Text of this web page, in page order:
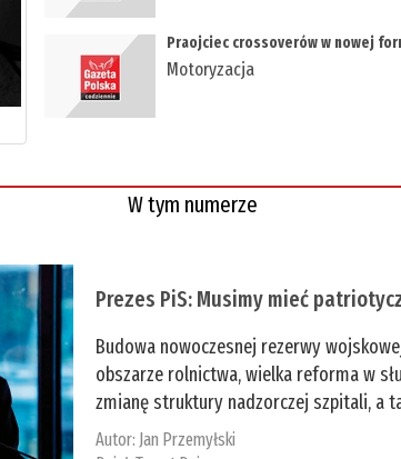
Praojciec crossoverów w nowej
Motoryzacja
W tym numerze
Prezes PiS: Musimy mieć
Budowa nowoczesnej rezerwy
obszarze rolnictwa, wielka reforma w
zmianę struktury nadzorczej szpitali, a
Autor: Jan Przemyłski